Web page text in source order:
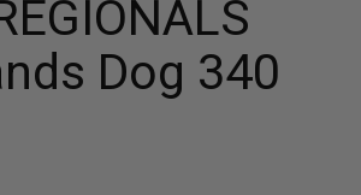
Dog 340